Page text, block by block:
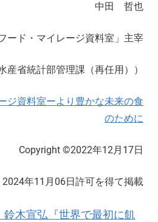
中田 哲也
ード・マイレージ資料室」主宰
産省統計部管理課（再任用））
資料室ーより豊かな未来の食
のために
Copyright ©2022年12月17日
2024年11月06日許可を得て掲載
鈴木宣弘『世界で最初に飢